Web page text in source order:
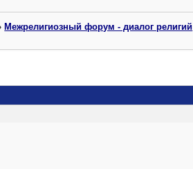
Межрелигиозный форум - диалог религий